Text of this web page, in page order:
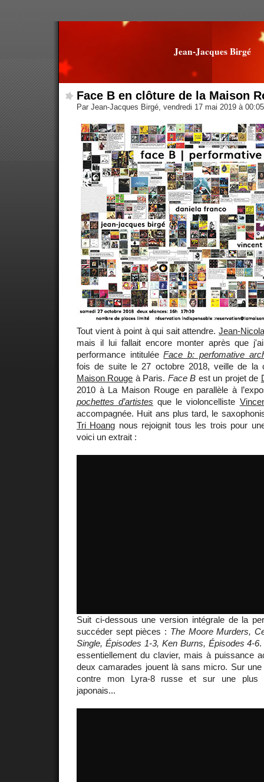
Jean-Jacques Birgé
Face B en clôture de la Maison
Par Jean-Jacques Birgé, vendredi 17 mai 2019 à
Tout vient à point à qui sait attendre.Jean-
mais il lui fallait encore monter après que
performance intituléeFace b: perfomative
fois de suite le 27 octobre 2018, veille de la
Maison Rouge à Paris. Face B est un projet de
2010 à La Maison Rouge en parallèle à
pochettes d’artistes que le violoncelliste
accompagnée. Huit ans plus tard, le
Tri Hoang nous rejoignit tous les trois pour
voici un extrait :
Suit ci-dessous une version intégrale de la
succéder sept pièces : The Moore Murders,
Single, Épisodes 1-3, Ken Burns, Épisodes 4-6.
essentiellement du clavier, mais à puissance
deux camarades jouent là sans micro. Sur
contre mon Lyra-8 russe et sur une plus
japonais...